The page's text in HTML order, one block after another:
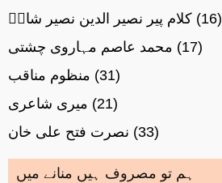
کلام پیر نصیر الدین نصیر شاہؒ (16)
محمد عاصم مہاروی چشتی (17)
منظوم مناقب (31)
میری شاعری (21)
نصرت فتح علی خان (33)
ہم تو مصروف ہیں منانے میں